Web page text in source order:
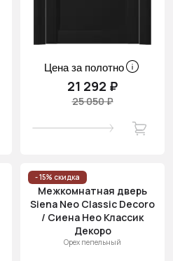
Цена за полотно
21 292 ₽
25 050 ₽
- 15% скидка
Межкомнатная дверь
Siena Neo Classic Decoro
/ Сиена Нео Классик
Декоро
Орех пепельный